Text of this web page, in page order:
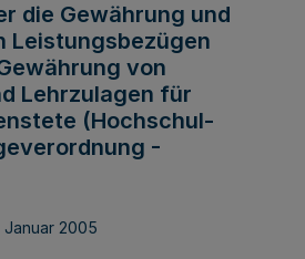
die Gewährung und
Leistungsbezügen
von
Lehrzulagen für
(Hochschul-
-
Januar 2005